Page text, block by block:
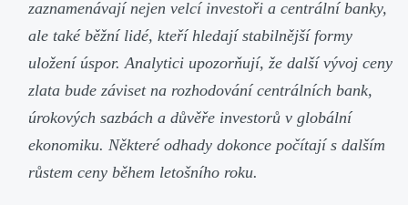
zaznamenávají nejen velcí investoři a centrální banky,
ale také běžní lidé, kteří hledají stabilnější formy
uložení úspor. Analytici upozorňují, že další vývoj ceny
zlata bude záviset na rozhodování centrálních bank,
úrokových sazbách a důvěře investorů v globální
ekonomiku. Některé odhady dokonce počítají s dalším
růstem ceny během letošního roku.